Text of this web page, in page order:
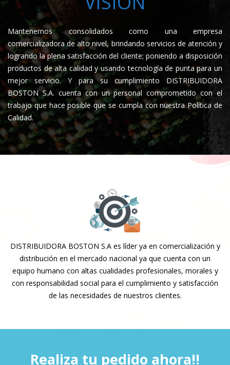
Mantenernos consolidados como una empresa
comercializadora de alto nivel, brindando servicios de atención y
logrando la plena satisfacción del cliente; poniendo a disposición
productos de alta calidad y usando tecnología de punta para un
mejor servicio. Y para su cumplimiento DISTRIBUIDORA
BOSTON S.A. cuenta con un personal comprometido con el
trabajo que hace posible que se cumpla con nuestra Política de
Calidad.
DISTRIBUIDORA BOSTON S.A es líder ya en comercialización y
distribución en el mercado nacional ya que cuenta con un
equipo humano con altas cualidades profesionales, morales y
con responsabilidad social para el cumplimiento y satisfacción
de las necesidades de nuestros clientes.
Realiza tu pedido ahora!!